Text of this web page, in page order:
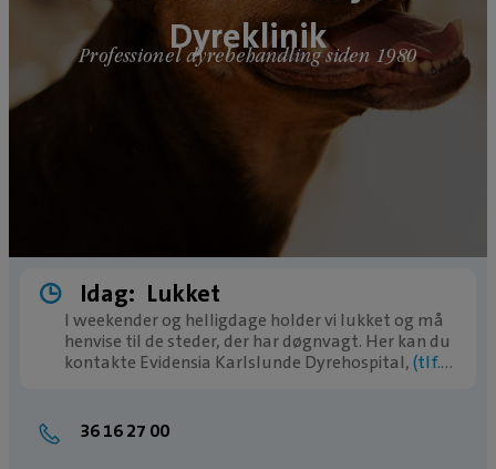
Dyreklinik
Professionel dyrebehandling siden 1980
Idag: Lukket
I weekender og helligdage holder vi lukket og må
henvise til de steder, der har døgnvagt. Her kan du
kontakte Evidensia Karlslunde Dyrehospital,(tlf.
36 16 27 00